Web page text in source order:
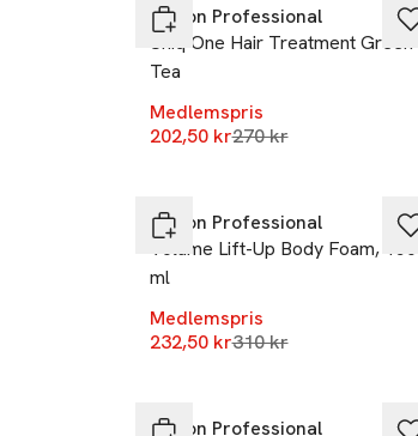
Revlon Professional
Uniq One Hair Treatment Green
Tea
Medlemspris
202,50 krLägsta pris 30 dagar
270 kr
Revlon Professional
Volume Lift-Up Body Foam, 150
ml
Medlemspris
232,50 krLägsta pris 30 dagar
310 kr
Revlon Professional